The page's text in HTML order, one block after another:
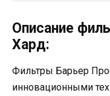
Описание
Хард:
Фильтры Барьер
инновационными